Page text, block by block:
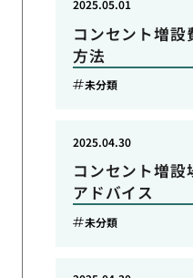
コンセント増
方法
2025.05.01
未分類
コンセント増設
アドバイス
2025.04.30
未分類